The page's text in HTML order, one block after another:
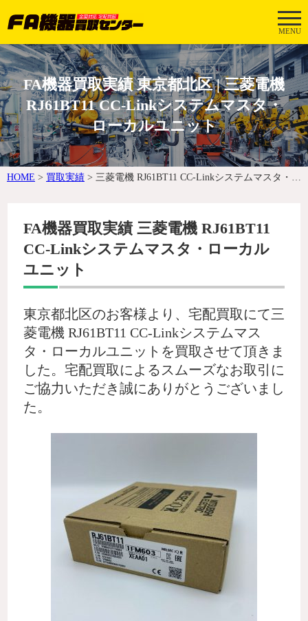
MENU
FA機器買取実績 東京都北区 | 三菱電機
RJ61BT11 CC-Linkシステムマスタ・
ローカルユニット
HOME > 買取実績 > 三菱電機 RJ61BT11 CC-Linkシステムマスタ・ローカルユニット
FA機器買取実績 三菱電機 RJ61BT11
CC-Linkシステムマスタ・ローカル
ユニット
東京都北区のお客様より、宅配買取にて三
菱電機 RJ61BT11 CC-Linkシステムマス
タ・ローカルユニットを買取させて頂きま
した。宅配買取によるスムーズなお取引に
ご協力いただき誠にありがとうございまし
た。